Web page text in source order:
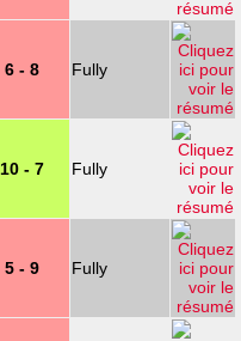
6 - 8 Fully
10 - 7 Fully
5 - 9 Fully